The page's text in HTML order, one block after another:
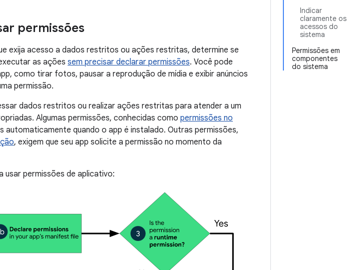
Indicar
claramente os
acessos do
sistema
Permissões em
componentes
do sistema
permissões
exija acesso a dados restritos ou ações restritas, determine se
as ações sem precisar declarar permissões. Você pode
como tirar fotos, pausar a reprodução de mídia e exibir anúncios
permissão.
dados restritos ou realizar ações restritas para atender a um
Algumas permissões, conhecidas como permissões no
automaticamente quando o app é instalado. Outras permissões,
, exigem que seu app solicite a permissão no momento da
usar permissões de aplicativo: